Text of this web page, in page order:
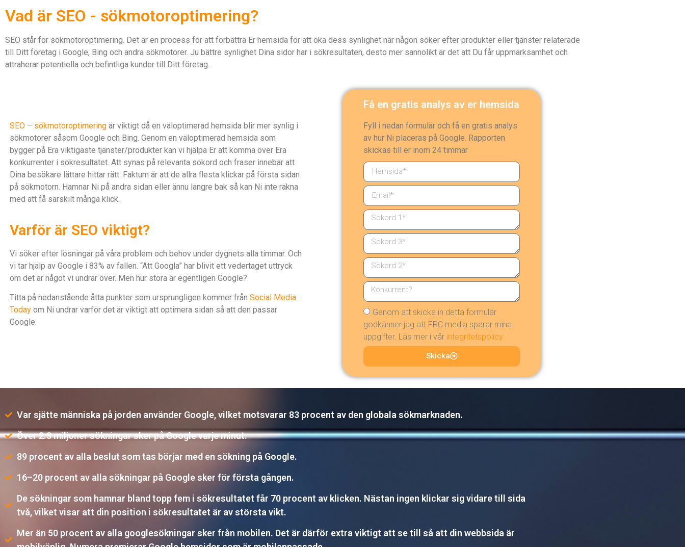
Vad är SEO - sökmotoroptimering?
SEO står för sökmotoroptimering. Det är en process för att förbättra Er hemsida för att öka dess synlighet när någon söker efter produkter eller tjänster relaterade
till Ditt företag i Google, Bing och andra sökmotorer. Ju bättre synlighet Dina sidor har i sökresultaten, desto mer sannolikt är det att Du får uppmärksamhet och
attraherar potentiella och befintliga kunder till Ditt företag.
SEO – sökmotoroptimering är viktigt då en väloptimerad hemsida blir mer synlig i
sökmotorer såsom Google och Bing. Genom en väloptimerad hemsida som
bygger på Era viktigaste tjänster/produkter kan vi hjälpa Er att komma över Era
konkurrenter i sökresultatet. Att synas på relevanta sökord och fraser innebär att
Dina besökare lättare hittar rätt. Faktum är att de allra flesta klickar på första sidan
på sökmotorn. Hamnar Ni på andra sidan eller ännu längre bak så kan Ni inte räkna
med att få särskilt många klick.
Varför är SEO viktigt?
Vi söker efter lösningar på våra problem och behov under dygnets alla timmar. Och
vi tar hjälp av Google i 83% av fallen. “Att Googla” har blivit ett vedertaget uttryck
om det är något vi undrar över. Men hur stora är egentligen Google?
Titta på nedanstående åtta punkter som ursprungligen kommer från Social Media
Today om Ni undrar varför det är viktigt att optimera sidan så att den passar
Google.
Få en gratis analys av er hemsida
Fyll i nedan formulär och få en gratis analys
av hur Ni placeras på Google. Rapporten
skickas till er inom 24 timmar
Genom att skicka in detta formulär
godkänner jag att FRC media sparar mina
uppgifter. Läs mer i vår integritetspolicy
Skicka
Var sjätte människa på jorden använder Google, vilket motsvarar 83 procent av den globala sökmarknaden.
Över 2.3 miljoner sökningar sker på Google varje minut.
89 procent av alla beslut som tas börjar med en sökning på Google.
16–20 procent av alla sökningar på Google sker för första gången.
De sökningar som hamnar bland topp fem i sökresultatet får 70 procent av klicken. Nästan ingen klickar sig vidare till sida
två, vilket visar att din position i sökresultatet är av största vikt.
Mer än 50 procent av alla googlesökningar sker från mobilen. Det är därför extra viktigt att se till så att din webbsida är